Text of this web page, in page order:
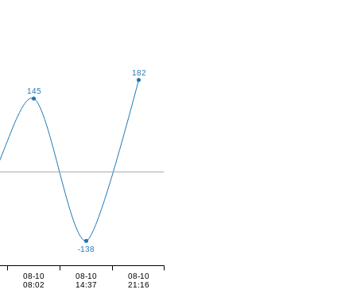
145
-138
182
08-10
08:02
08-10
14:37
08-10
21:16